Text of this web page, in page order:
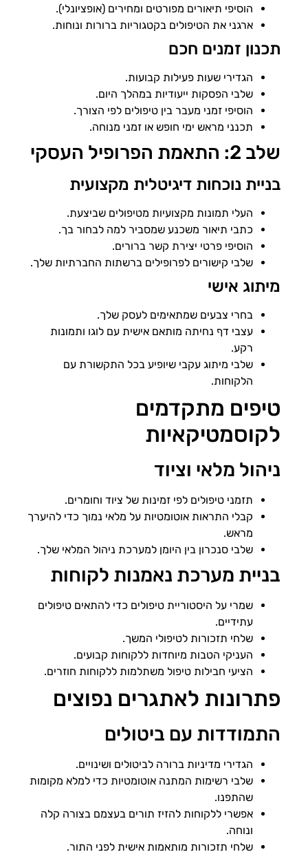
הוסיפי תיאורים מפורטים ומחירים (אופציונלי).
ארגני את הטיפולים בקטגוריות ברורות ונוחות.
תכנון זמנים חכם
הגדירי שעות פעילות קבועות.
שלבי הפסקות ייעודיות במהלך היום.
הוסיפי זמני מעבר בין טיפולים לפי הצורך.
תכנני מראש ימי חופש או זמני מנוחה.
שלב 2: התאמת הפרופיל העסקי
בניית נוכחות דיגיטלית מקצועית
העלי תמונות מקצועיות מטיפולים שביצעת.
כתבי תיאור משכנע שמסביר למה לבחור בך.
הוסיפי פרטי יצירת קשר ברורים.
שלבי קישורים לפרופילים ברשתות החברתיות שלך.
מיתוג אישי
בחרי צבעים שמתאימים לעסק שלך.
עצבי דף נחיתה מותאם אישית עם לוגו ותמונות
רקע.
שלבי מיתוג עקבי שיופיע בכל התקשורת עם
הלקוחות.
טיפים מתקדמים
לקוסמטיקאיות
ניהול מלאי וציוד
תזמני טיפולים לפי זמינות של ציוד וחומרים.
קבלי התראות אוטומטיות על מלאי נמוך כדי להיערך
מראש.
שלבי סנכרון בין היומן למערכת ניהול המלאי שלך.
בניית מערכת נאמנות לקוחות
שמרי על היסטוריית טיפולים כדי להתאים טיפולים
עתידיים.
שלחי תזכורות לטיפולי המשך.
העניקי הטבות מיוחדות ללקוחות קבועים.
הציעי חבילות טיפול משתלמות ללקוחות חוזרים.
פתרונות לאתגרים נפוצים
התמודדות עם ביטולים
הגדירי מדיניות ברורה לביטולים ושינויים.
שלבי רשימות המתנה אוטומטיות כדי למלא מקומות
שהתפנו.
אפשרי ללקוחות להזיז תורים בעצמם בצורה קלה
ונוחה.
שלחי תזכורות מותאמות אישית לפני התור.